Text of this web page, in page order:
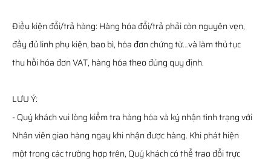
Điều kiện đổi/trả hàng: Hàng hóa đổi/trả phải còn nguyên vẹn,
đầy đủ linh phụ kiện, bao bì, hóa đơn chứng từ…và làm thủ tục
thu hồi hóa đơn VAT, hàng hóa theo đúng quy định.
LƯU Ý:
- Quý khách vui lòng kiểm tra hàng hóa và ký nhận tình trạng với
Nhân viên giao hàng ngay khi nhận được hàng. Khi phát hiện
một trong các trường hợp trên, Quý khách có thể trao đổi trực